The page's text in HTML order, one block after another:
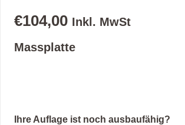
€104,00 Inkl. MwSt
Massplatte
Ihre Auflage ist noch ausbaufähig?